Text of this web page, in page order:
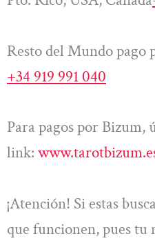
Resto del Mundo pago
+34 919 991 040
Para pagos por Bizum,
link:
¡Atención! Si estas
que funcionen, pues tu